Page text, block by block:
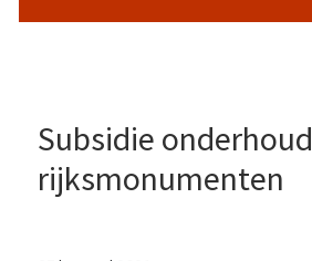
Subsidie onderhoud
rijksmonumenten